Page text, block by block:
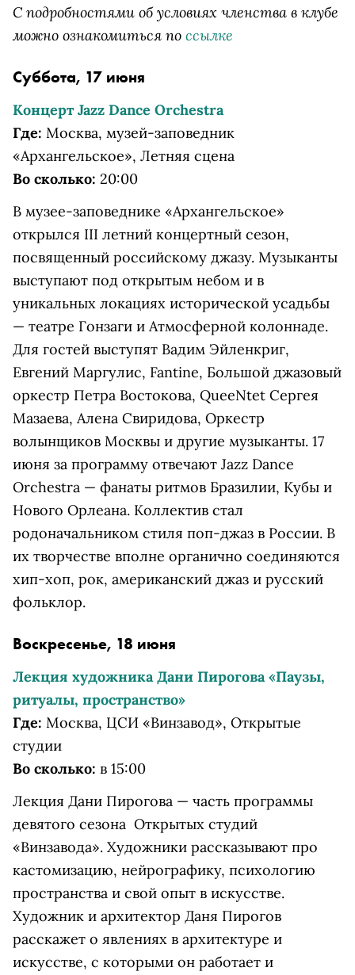
С подробностями об условиях членства в клубе
можно ознакомиться по ссылке
Суббота, 17 июня
Концерт Jazz Dance Orchestra
Где: Москва, музей-заповедник
«Архангельское», Летняя сцена
Во сколько: 20:00
В музее-заповеднике «Архангельское»
открылся III летний концертный сезон,
посвященный российскому джазу. Музыканты
выступают под открытым небом и в
уникальных локациях исторической усадьбы
— театре Гонзаги и Атмосферной колоннаде.
Для гостей выступят Вадим Эйленкриг,
Евгений Маргулис, Fantine, Большой джазовый
оркестр Петра Востокова, QueeNtet Сергея
Мазаева, Алена Свиридова, Оркестр
волынщиков Москвы и другие музыканты. 17
июня за программу отвечают Jazz Dance
Orchestra — фанаты ритмов Бразилии, Кубы и
Нового Орлеана. Коллектив стал
родоначальником стиля поп-джаз в России. В
их творчестве вполне органично соединяются
хип-хоп, рок, американский джаз и русский
фольклор.
Воскресенье, 18 июня
Лекция художника Дани Пирогова «Паузы,
ритуалы, пространство»
Где: Москва, ЦСИ «Винзавод», Открытые
студии
Во сколько: в 15:00
Лекция Дани Пирогова — часть программы
девятого сезона Открытых студий
«Винзавода». Художники рассказывают про
кастомизацию, нейрографику, психологию
пространства и свой опыт в искусстве.
Художник и архитектор Даня Пирогов
расскажет о явлениях в архитектуре и
искусстве, с которыми он работает и